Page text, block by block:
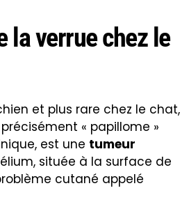
la verrue chez le
et plus rare chez le chat,
« papillome »
est une tumeur
située à la surface de
cutané appelé